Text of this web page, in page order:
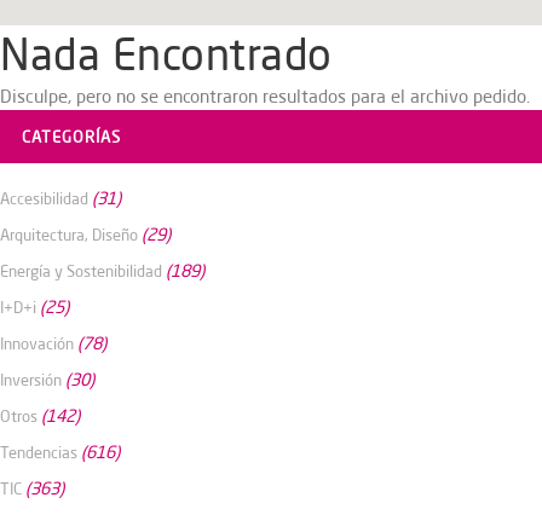
Nada Encontrado
Disculpe, pero no se encontraron resultados para el archivo pedido.
CATEGORÍAS
Accesibilidad (31)
Arquitectura, Diseño (29)
Energía y Sostenibilidad (189)
I+D+i (25)
Innovación (78)
Inversión (30)
Otros (142)
Tendencias (616)
TIC (363)